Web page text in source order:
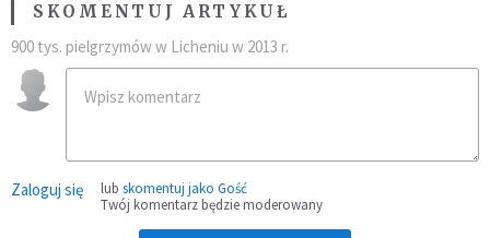
SKOMENTUJ ARTYKUŁ
900 tys. pielgrzymów w Licheniu w 2013 r.
Zaloguj się lub skomentuj jako Gość
Twój komentarz będzie moderowany